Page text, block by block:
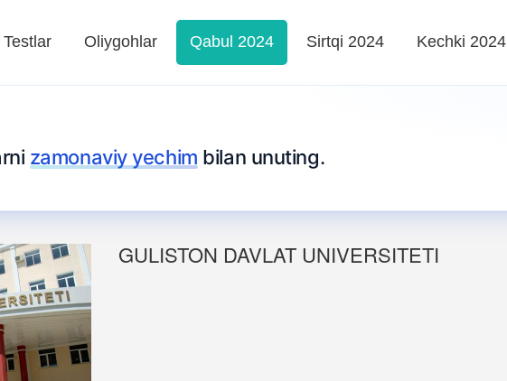
Testlar Oliygohlar Qabul 2024 Sirtqi 2024 Kechki 2024
zamonaviy yechim bilan unuting.
GULISTON DAVLAT UNIVERSITETI